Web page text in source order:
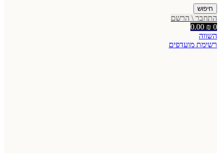
חיפוש
התחבר \ הרשם
0
0.00 ₪
השווה
רשימת מועדפים